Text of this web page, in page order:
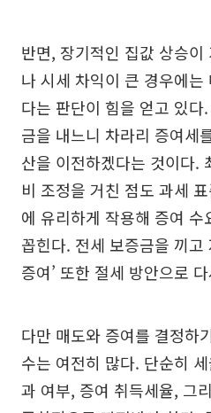
반면, 장기적인 집값 상승
나 시세 차익이 큰 경우에
다는 판단이 힘을 얻고 있다.
금을 내느니 차라리 증여세
산을 이전하겠다는 것이다.
비 조정을 거친 점도 과세
에 유리하게 작용해 증여
꼽힌다. 전세 보증금을 끼고
증여’ 또한 절세 방안으로
다만 매도와 증여를 결정하
수는 여전히 많다. 단순히
과 여부, 증여 취득세율, 그